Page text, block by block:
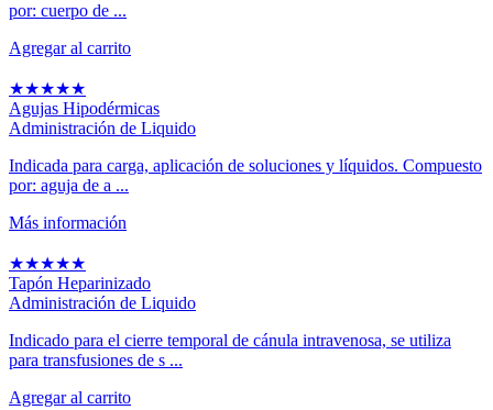
por: cuerpo de ...
Agregar al carrito
★★★★★
Agujas Hipodérmicas
Administración de Liquido
Indicada para carga, aplicación de soluciones y líquidos. Compuesto
por: aguja de a ...
Más información
★★★★★
Tapón Heparinizado
Administración de Liquido
Indicado para el cierre temporal de cánula intravenosa, se utiliza
para transfusiones de s ...
Agregar al carrito